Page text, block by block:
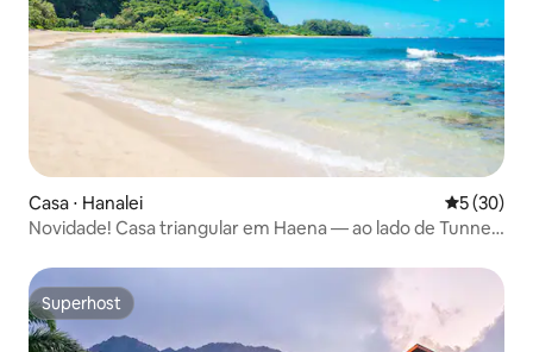
Casa ⋅ Hanalei 5 de uma
5 (30)
Novidade! Casa triangular em Haena — ao lado de Tunnels
Superhost
Superhost